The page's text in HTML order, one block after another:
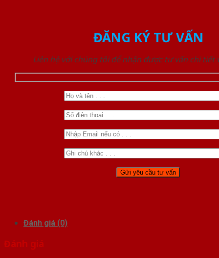
ĐĂNG KÝ TƯ VẤN
Liên hệ với chúng tôi để nhận được tư vấn chi tiết
Đánh giá (0)
Đánh giá